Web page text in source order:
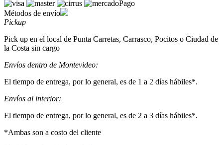
Métodos de envío
Pickup
Pick up en el local de Punta Carretas, Carrasco, Pocitos o Ciudad de
la Costa sin cargo
Envíos dentro de Montevideo:
El tiempo de entrega, por lo general, es de 1 a 2 días hábiles*.
Envíos al interior:
El tiempo de entrega, por lo general, es de 2 a 3 días hábiles*.
*Ambas son a costo del cliente